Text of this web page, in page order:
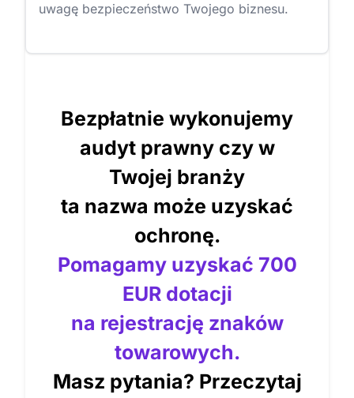
uwagę bezpieczeństwo Twojego biznesu.
Bezpłatnie wykonujemy
audyt prawny czy w
Twojej branży
ta nazwa może uzyskać
ochronę.
Pomagamy uzyskać 700
EUR dotacji
na rejestrację znaków
towarowych.
Masz pytania? Przeczytaj